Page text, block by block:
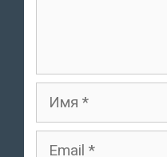
Имя
Email